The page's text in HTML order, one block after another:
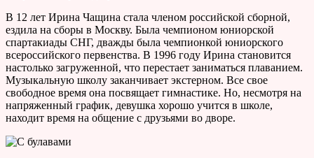
В 12 лет Ирина Чащина стала членом российской сборной,
ездила на сборы в Москву. Была чемпионом юниорской
спартакиады СНГ, дважды была чемпионкой юниорского
всероссийского первенства. В 1996 году Ирина становится
настолько загруженной, что перестает заниматься плаванием.
Музыкальную школу заканчивает экстерном. Все свое
свободное время она посвящает гимнастике. Но, несмотря на
напряженный график, девушка хорошо учится в школе,
находит время на общение с друзьями во дворе.